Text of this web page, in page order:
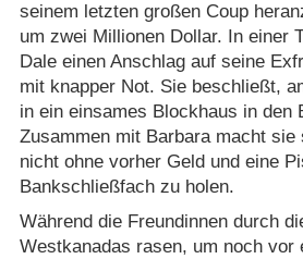
seinem letzten großen Coup
um zwei Millionen Dollar. In einer
Dale einen Anschlag auf seine
mit knapper Not. Sie beschließt,
in ein einsames Blockhaus in den
Zusammen mit Barbara macht sie
nicht ohne vorher Geld und eine
Bankschließfach zu holen.
Während die Freundinnen durch
Westkanadas rasen, um noch vor